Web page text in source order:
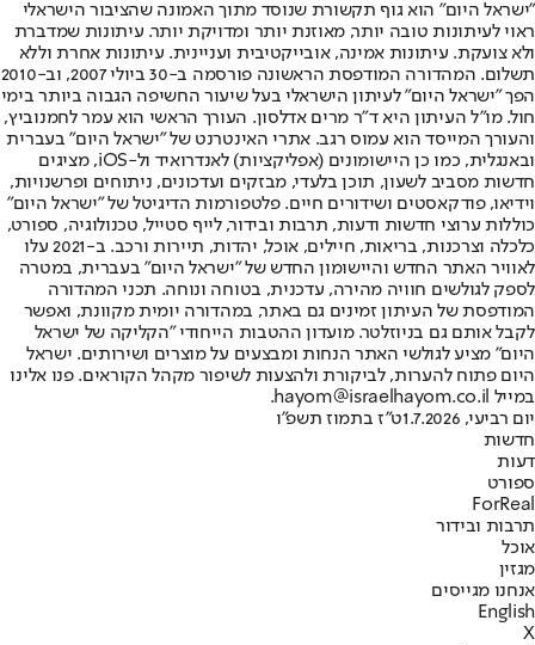
"ישראל היום" הוא גוף תקשורת שנוסד מתוך האמונה שהציבור הישראלי
ראוי לעיתונות טובה יותר, מאוזנת יותר ומדויקת יותר. עיתונות שמדברת
ולא צועקת. עיתונות אמינה, אובייקטיבית ועניינית. עיתונות אחרת וללא
תשלום. המהדורה המודפסת הראשונה פורסמה ב-30 ביולי 2007, וב-2010
הפך "ישראל היום" לעיתון הישראלי בעל שיעור החשיפה הגבוה ביותר בימי
חול. מו"ל העיתון היא ד"ר מרים אדלסון. העורך הראשי הוא עמר לחמנוביץ,
והעורך המייסד הוא עמוס רגב. אתרי האינטרנט של "ישראל היום" בעברית
ובאנגלית, כמו כן היישומונים (אפליקציות) לאנדרואיד ול-iOS, מציגים
חדשות מסביב לשעון, תוכן בלעדי, מבזקים ועדכונים, ניתוחים ופרשנויות,
וידיאו, פודקאסטים ושידורים חיים. פלטפורמות הדיגיטל של "ישראל היום"
כוללות ערוצי חדשות ודעות, תרבות ובידור, לייף סטייל, טכנולוגיה, ספורט,
כלכלה וצרכנות, בריאות, חיילים, אוכל, יהדות, תיירות ורכב. ב-2021 עלו
לאוויר האתר החדש והיישומון החדש של "ישראל היום" בעברית, במטרה
לספק לגולשים חוויה מהירה, עדכנית, בטוחה ונוחה. תכני המהדורה
המודפסת של העיתון זמינים גם באתר, במהדורה יומית מקוונת, ואפשר
לקבל אותם גם בניוזלטר. מועדון ההטבות הייחודי "הקליקה של ישראל
היום" מציע לגולשי האתר הנחות ומבצעים על מוצרים ושירותים. ישראל
היום פתוח להערות, לביקורת ולהצעות לשיפור מקהל הקוראים. פנו אלינו
במייל hayom@israelhayom.co.il.
יום רביעי, 1.7.2026
ט"ז בתמוז תשפ"ו
חדשות
דעות
ספורט
ForReal
תרבות ובידור
אוכל
מגזין
אנחנו מגייסים
English
X